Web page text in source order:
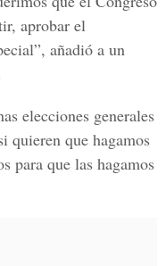
aprobar el
añadió a un
elecciones generales
quieren que hagamos
para que las hagamos